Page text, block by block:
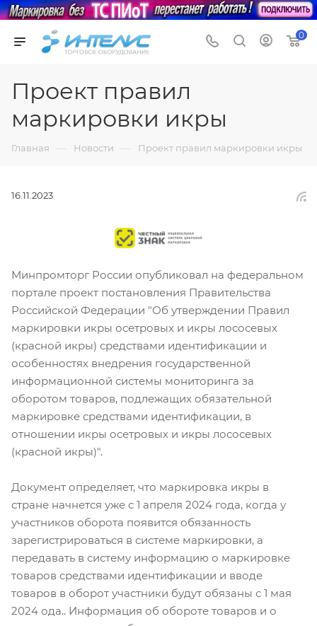
0
Проект правил
маркировки икры
Главная — Новости — Проект правил маркировки икры
16.11.2023
Минпромторг России опубликовал на федеральном
портале проект постановления Правительства
Российской Федерации "Об утверждении Правил
маркировки икры осетровых и икры лососевых
(красной икры) средствами идентификации и
особенностях внедрения государственной
информационной системы мониторинга за
оборотом товаров, подлежащих обязательной
маркировке средствами идентификации, в
отношении икры осетровых и икры лососевых
(красной икры)".
Документ определяет, что маркировка икры в
стране начнется уже с 1 апреля 2024 года, когда у
участников оборота появится обязанность
зарегистрироваться в системе маркировки, а
передавать в систему информацию о маркировке
товаров средствами идентификации и вводе
товаров в оборот участники будут обязаны с 1 мая
2024 ода.. Информация об обороте товаров и о